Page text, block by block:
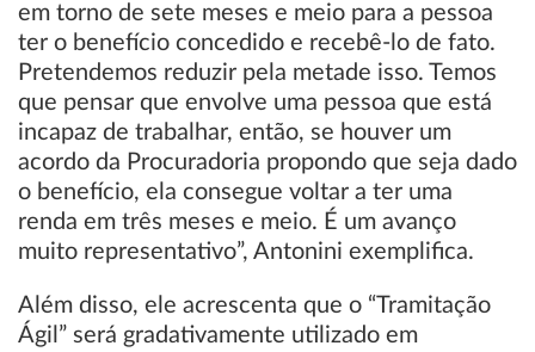
em torno de sete meses e meio para a pessoa
ter o benefício concedido e recebê-lo de fato.
Pretendemos reduzir pela metade isso. Temos
que pensar que envolve uma pessoa que está
incapaz de trabalhar, então, se houver um
acordo da Procuradoria propondo que seja dado
o benefício, ela consegue voltar a ter uma
renda em três meses e meio. É um avanço
muito representativo”, Antonini exemplifica.
Além disso, ele acrescenta que o “Tramitação
Ágil” será gradativamente utilizado em